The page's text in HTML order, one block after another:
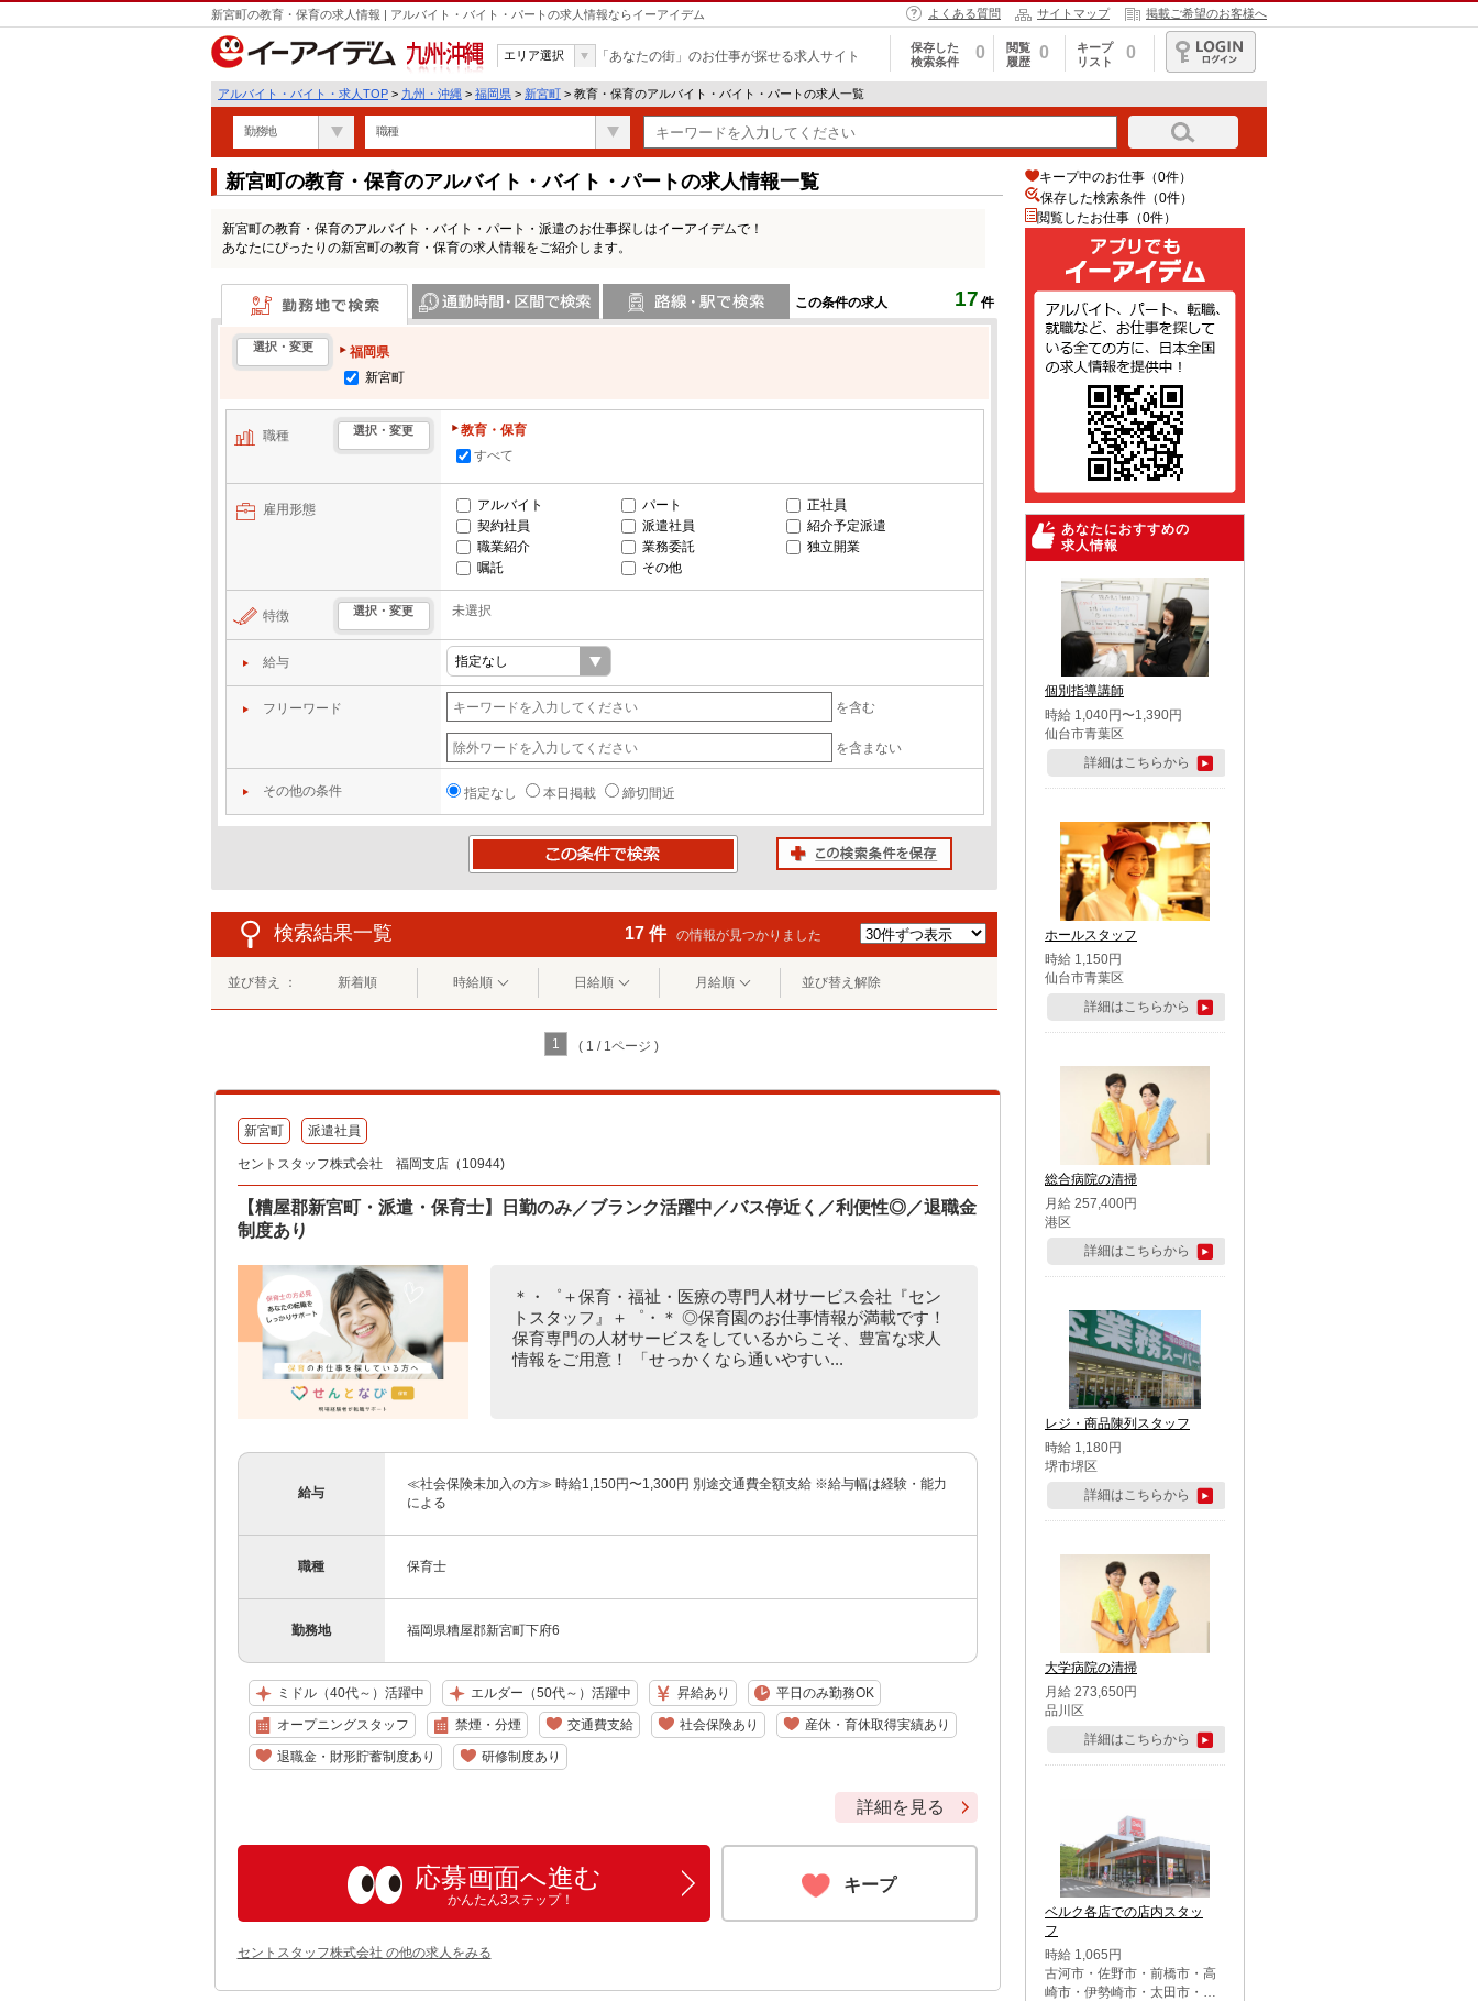
新宮町の教育・保育の求人情報 | アルバイト・バイト・パートの求人情報ならイーアイデム よくある質問 サイトマップ 掲載ご希望のお客様へ
九州・沖縄
エリア選択 「あなたの街」のお仕事が探せる求人サイト
保存した
検索条件
0
閲覧
履歴
0
キープ
リスト
0
ログイン
アルバイト・バイト・求人TOP > 九州・沖縄 > 福岡県 > 新宮町 > 教育・保育のアルバイト・バイト・パートの求人一覧
勤務地 職種
新宮町の教育・保育のアルバイト・バイト・パートの求人情報一覧
新宮町の教育・保育のアルバイト・バイト・パート・派遣のお仕事探しはイーアイデムで！
あなたにぴったりの新宮町の教育・保育の求人情報をご紹介します。
この条件の求人 17 件
勤務地で検索
選択・変更
福岡県
新宮町
職種 選択・変更
教育・保育
すべて
雇用形態 アルバイト パート
正社員
契約社員
派遣社員
紹介予定派遣
職業紹介
業務委託
独立開業
嘱託
その他
特徴 選択・変更 未選択
給与
フリーワード を含む
を含まない
その他の条件 指定なし 本日掲載 締切間近
検索結果一覧 17 件 の情報が見つかりました
並び替え ： 新着順 時給順 日給順 月給順 並び替え解除
1 ( 1 / 1ページ )
新宮町 派遣社員
セントスタッフ株式会社 福岡支店（10944)
【糟屋郡新宮町・派遣・保育士】日勤のみ／ブランク活躍中／バス停近く／利便性◎／退職金
制度あり
＊・゜＋保育・福祉・医療の専門人材サービス会社『セン
トスタッフ』＋゜・＊ ◎保育園のお仕事情報が満載です！
保育専門の人材サービスをしているからこそ、豊富な求人
情報をご用意！ 「せっかくなら通いやすい...
給与
≪社会保険未加入の方≫ 時給1,150円〜1,300円 別途交通費全額支給 ※給与幅は経験・能力
による
職種 保育士
勤務地 福岡県糟屋郡新宮町下府6
ミドル（40代～）活躍中 エルダー（50代～）活躍中 昇給あり 平日のみ勤務OK
オープニングスタッフ 禁煙・分煙 交通費支給 社会保険あり 産休・育休取得実績あり
退職金・財形貯蓄制度あり 研修制度あり
詳細を見る
応募画面へ進む
かんたん3ステップ！
キープ
セントスタッフ株式会社 の他の求人をみる
キープ中のお仕事（0件）
保存した検索条件（0件）
閲覧したお仕事（0件）
あなたにおすすめの
求人情報
個別指導講師
時給 1,040円〜1,390円
仙台市青葉区
詳細はこちらから
ホールスタッフ
時給 1,150円
仙台市青葉区
詳細はこちらから
総合病院の清掃
月給 257,400円
港区
詳細はこちらから
レジ・商品陳列スタッフ
時給 1,180円
堺市堺区
詳細はこちらから
大学病院の清掃
月給 273,650円
品川区
詳細はこちらから
ベルク各店での店内スタッ
フ
時給 1,065円
古河市・佐野市・前橋市・高
崎市・伊勢崎市・太田市・館